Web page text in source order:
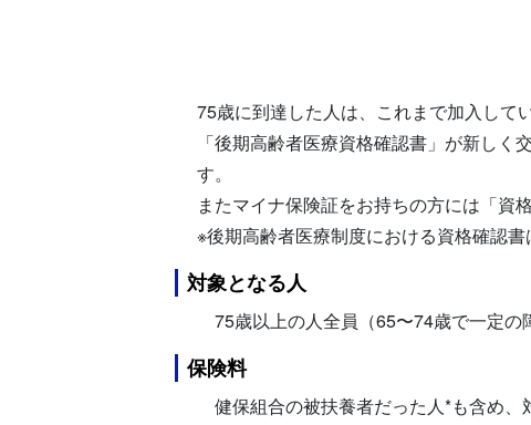
75歳に到達した人は、これまで加入して
「後期高齢者医療資格確認書」が新し
す。
またマイナ保険証をお持ちの方には「資
※後期高齢者医療制度における資格確認
対象となる人
75歳以上の人全員（65〜74歳で一定の
保険料
健保組合の被扶養者だった人*も含め、